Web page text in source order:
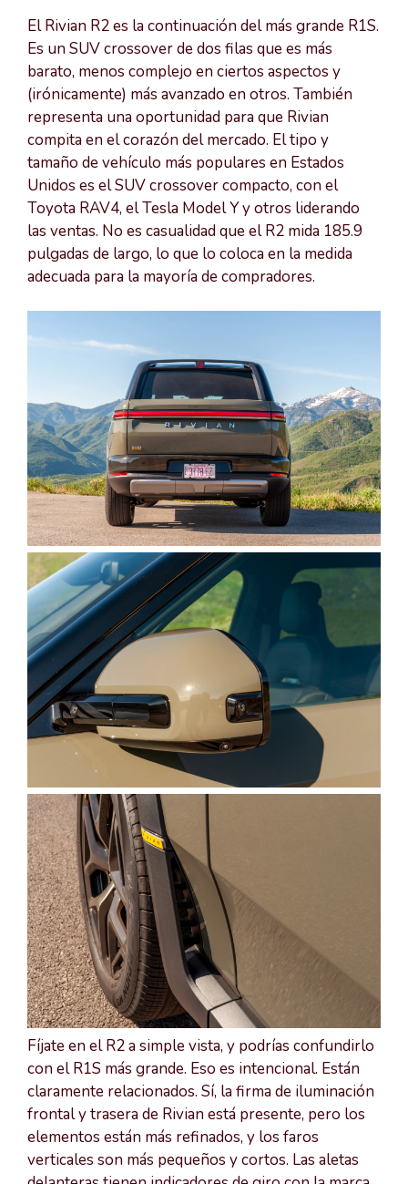
El Rivian R2 es la continuación del más grande R1S.
Es un SUV crossover de dos filas que es más
barato, menos complejo en ciertos aspectos y
(irónicamente) más avanzado en otros. También
representa una oportunidad para que Rivian
compita en el corazón del mercado. El tipo y
tamaño de vehículo más populares en Estados
Unidos es el SUV crossover compacto, con el
Toyota RAV4, el Tesla Model Y y otros liderando
las ventas. No es casualidad que el R2 mida 185.9
pulgadas de largo, lo que lo coloca en la medida
adecuada para la mayoría de compradores.
Fíjate en el R2 a simple vista, y podrías confundirlo
con el R1S más grande. Eso es intencional. Están
claramente relacionados. Sí, la firma de iluminación
frontal y trasera de Rivian está presente, pero los
elementos están más refinados, y los faros
verticales son más pequeños y cortos. Las aletas